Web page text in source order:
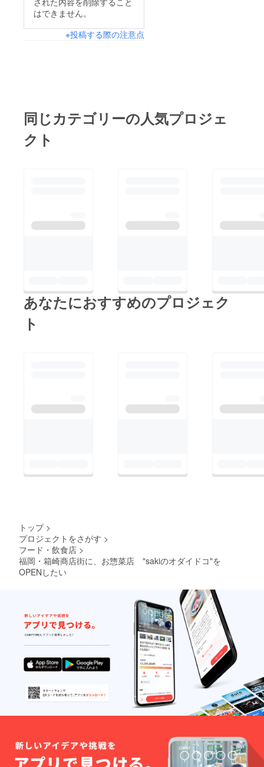
店に通いいつかは店主
の人柄に惚れる。SAKI
店。この街で必要とさ
様の声を頂けたら…ク
に刻んで参ります。何
卒宜しくお願い申し上
■出張料理2-4名様出張
費及び追加人数様別途
お料理内容は、お客様
と事前に打ち合わせを
す。■SPITAL(スピタ
ループ(人数様の追加
店。そこにお越しにな
数時間たちますと昔か
は、意外な空間をもた
らせてくれました。カ
レーを通じて多くの皆
した。このスピタル1F
を貸しきり出張料理を
いたします。ご希望の
お料理とドリンクをお
客様のご希望スタイル
で。もちろん、打ち合
わせも念密にさせて頂
きます。例えば、ご家
族様のお誕生日会。女
お食事会、例えば、ス
パイシーカレー会食
はできません。
※投稿する際の注意点
同じカテゴリーの人気プロジェ
クト
あなたにおすすめのプロジェク
ト
トップ >
プロジェクトをさがす >
フード・飲食店 >
福岡・箱崎商店街に、お惣菜店 "sakiのオダイドコ"を
OPENしたい